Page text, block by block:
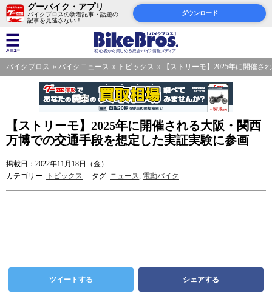
グーバイク・アプリ
バイクブロスの新着記事・話題の
記事を見逃さない！
ダウンロード
バイクブロス バイクニュース トピックス 【ストリーモ】2025年に開催
【ストリーモ】2025年に開催される大阪・関西
万博での交通手段を想定した実証実験に参画
掲載日：2022年11月18日（金）
カテゴリー: トピックス タグ: ニュース, 電動バイク
ツイートする シェアする